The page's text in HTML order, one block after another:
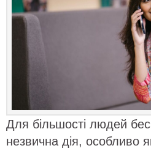
Для більшості людей
незвична дія, особливо